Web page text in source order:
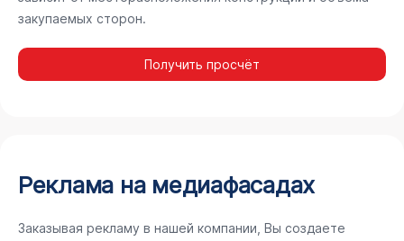
закупаемых сторон.
Получить просчёт
Реклама на медиафасадах
Заказывая рекламу в нашей компании, Вы создаете